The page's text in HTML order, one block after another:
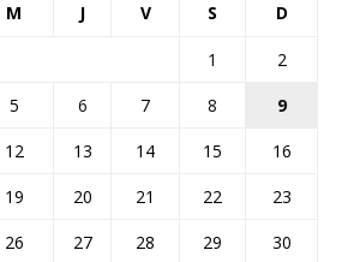
M J V S D
1
2
5 6 7 8
9
12 13 14 15
16
19 20 21 22
23
26 27 28 29
30